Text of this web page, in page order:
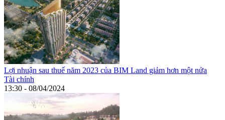
Lợi nhuận sau thuế năm 2023 của BIM Land giảm hơn một nửa
Tài chính
13:30 - 08/04/2024